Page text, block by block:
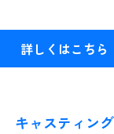
詳しくはこちら
キャスティング